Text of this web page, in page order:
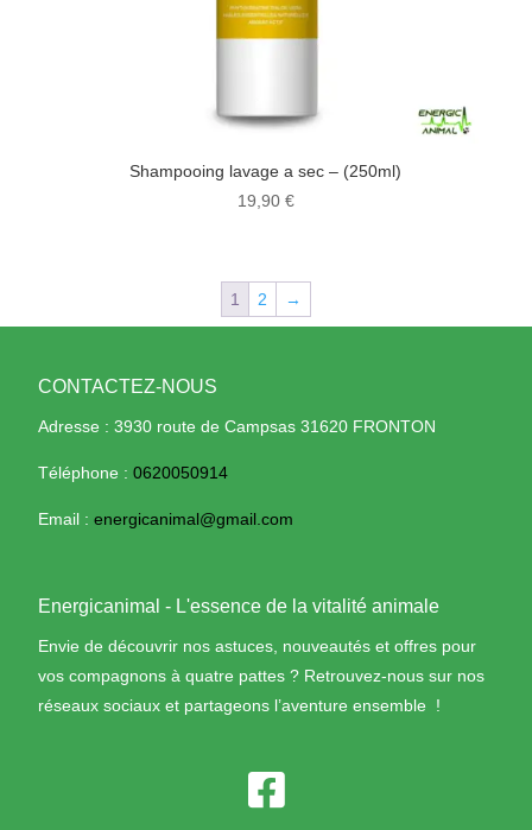
Shampooing lavage a sec – (250ml)
19,90 €
1 2 →
CONTACTEZ-NOUS
Adresse : 3930 route de Campsas 31620 FRONTON
Téléphone :0620050914
Email :energicanimal@gmail.com
Energicanimal - L'essence de la vitalité animale
Envie de découvrir nos astuces, nouveautés et offres pour
vos compagnons à quatre pattes ? Retrouvez-nous sur nos
réseaux sociaux et partageons l’aventure ensemble !
